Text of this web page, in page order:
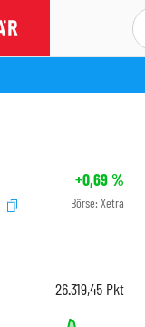
+0,69%
Börse: Xetra
26.319,45 Pkt